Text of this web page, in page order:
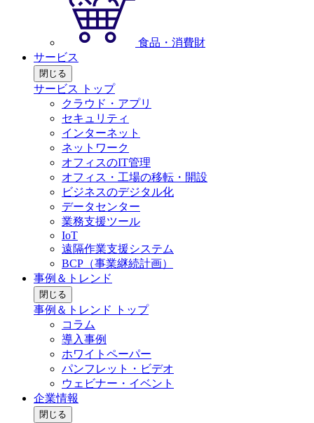
食品・消費財
サービス
閉じる
サービス トップ
クラウド・アプリ
セキュリティ
インターネット
ネットワーク
オフィスのIT管理
オフィス・工場の移転・開設
ビジネスのデジタル化
データセンター
業務支援ツール
IoT
遠隔作業支援システム
BCP（事業継続計画）
事例＆トレンド
閉じる
事例＆トレンド トップ
コラム
導入事例
ホワイトペーパー
パンフレット・ビデオ
ウェビナー・イベント
企業情報
閉じる